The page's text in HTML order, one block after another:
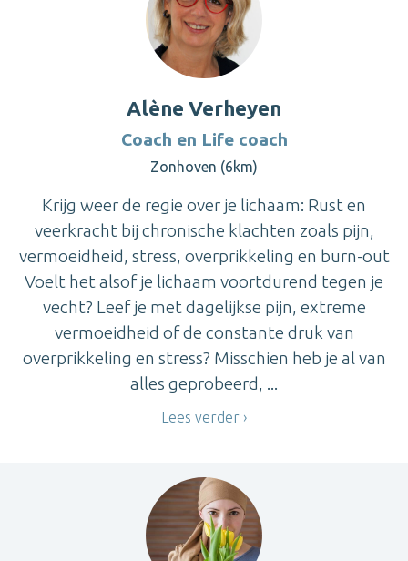
Alène Verheyen
Coach en Life coach
Zonhoven (6km)
Krijg weer de regie over je lichaam: Rust en
veerkracht bij chronische klachten zoals pijn,
vermoeidheid, stress, overprikkeling en burn-out
Voelt het alsof je lichaam voortdurend tegen je
vecht? Leef je met dagelijkse pijn, extreme
vermoeidheid of de constante druk van
overprikkeling en stress? Misschien heb je al van
alles geprobeerd, ...
Lees verder